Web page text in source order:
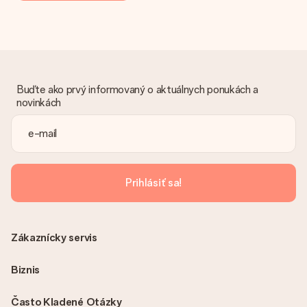
Je faktúra odoslaná spolu s objednávkou?
S objednávkou nie je odoslaná žiadna faktúra. Faktúru
svojom účte MySurprise. To znamená, že môžete mať dar
doručený priamo príjemcovi, čo z neho robí skutočné
prekvapenie!
Buďte ako prvý informovaný o aktuálnych ponukách a
novinkách
Prihlásiť sa!
Často Kladené Otázky
Zákaznícky servis
Biznis